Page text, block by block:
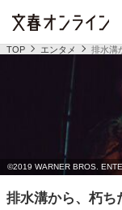
TOP エンタメ 排水溝
排水溝から、朽